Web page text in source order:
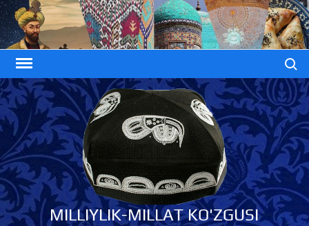
Skip
to
content
MILLIYLIK-MILLAT KO'ZGUSI